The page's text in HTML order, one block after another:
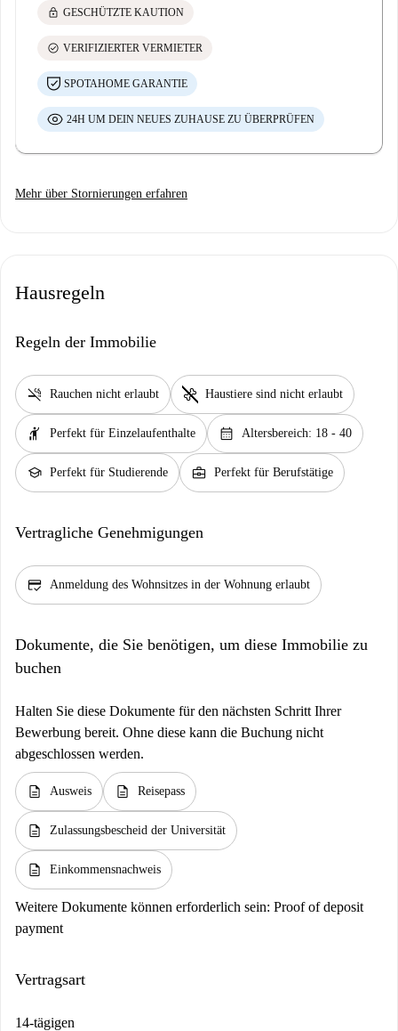
lock GESCHÜTZTE KAUTION
check_circle VERIFIZIERTER VERMIETER
SPOTAHOME GARANTIE
24H UM DEIN NEUES ZUHAUSE ZU ÜBERPRÜFEN
Mehr über Stornierungen erfahren
Hausregeln
Regeln der Immobilie
smoke_free Rauchen nicht erlaubt pet_supplies Haustiere sind nicht erlaubt
hail Perfekt für Einzelaufenthalte calendar_month Altersbereich: 18 - 40
school Perfekt für Studierende business_center Perfekt für Berufstätige
Vertragliche Genehmigungen
credit_score Anmeldung des Wohnsitzes in der Wohnung erlaubt
Dokumente, die Sie benötigen, um diese Immobilie zu
buchen
Halten Sie diese Dokumente für den nächsten Schritt Ihrer
Bewerbung bereit. Ohne diese kann die Buchung nicht
abgeschlossen werden.
description Ausweis description Reisepass
description Zulassungsbescheid der Universität
description Einkommensnachweis
Weitere Dokumente können erforderlich sein: Proof of deposit
payment
Vertragsart
14-tägigen